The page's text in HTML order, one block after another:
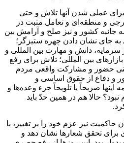
عملی شدن آنها تلاش و حتی
و منطقه‌ای و تعامل مثبت در
کشور و نیز صلح و آرامش بین
جای نشان دادن چهره ستیزگر؛
سرمایه، دانش و مهارت بین المللی و
بین المللی؛ تلاش برای رفع
حضور و مشارکت واقعی مردم
و دفاع از حقوق اساسی و
صریحاً یا تلویحاً جزء وعده‌ها و
حالا هم در همین حدّ باید
نیز عزم خود را بر تغییر، با
برای تحقق شعار‌ها نشان دهد و